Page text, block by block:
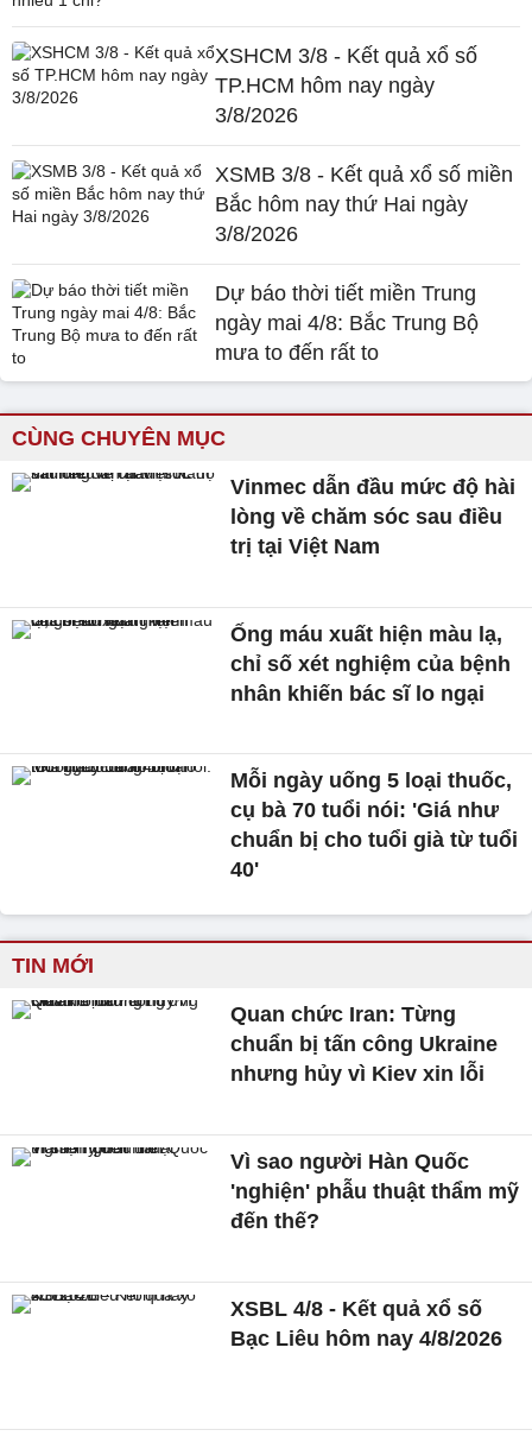
XSHCM 3/8 - Kết quả xổ số
TP.HCM hôm nay ngày
3/8/2026
XSMB 3/8 - Kết quả xổ số miền
Bắc hôm nay thứ Hai ngày
3/8/2026
Dự báo thời tiết miền Trung
ngày mai 4/8: Bắc Trung Bộ
mưa to đến rất to
CÙNG CHUYÊN MỤC
Vinmec dẫn đầu mức độ hài
lòng về chăm sóc sau điều
trị tại Việt Nam
Ống máu xuất hiện màu lạ,
chỉ số xét nghiệm của bệnh
nhân khiến bác sĩ lo ngại
Mỗi ngày uống 5 loại thuốc,
cụ bà 70 tuổi nói: 'Giá như
chuẩn bị cho tuổi già từ tuổi
40'
TIN MỚI
Quan chức Iran: Từng
chuẩn bị tấn công Ukraine
nhưng hủy vì Kiev xin lỗi
Vì sao người Hàn Quốc
'nghiện' phẫu thuật thẩm mỹ
đến thế?
XSBL 4/8 - Kết quả xổ số
Bạc Liêu hôm nay 4/8/2026